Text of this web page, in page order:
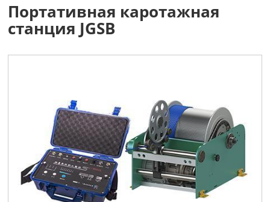
Портативная каротажная
станция JGSB